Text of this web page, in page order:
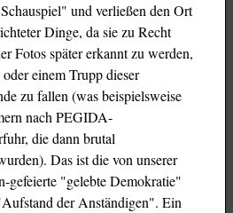
und verließen den Ort
Dinge, da sie zu Recht
Fotos später erkannt zu werden,
einem Trupp dieser
zu fallen (was beispielsweise
nach PEGIDA-
die dann brutal
Das ist die von unserer
gefeierte "gelebte Demokratie"
der Anständigen". Ein